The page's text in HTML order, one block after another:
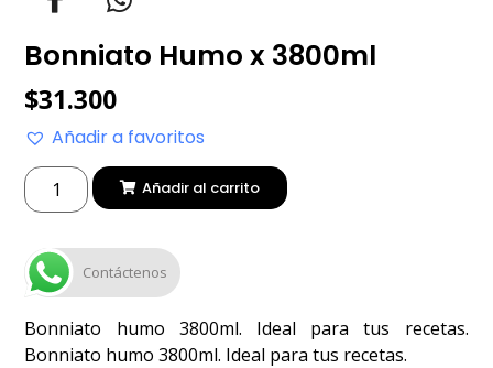
Bonniato Humo x 3800ml
$31.300
Añadir a favoritos
Añadir al carrito
Contáctenos
Bonniato humo 3800ml. Ideal para tus recetas.
Bonniato humo 3800ml. Ideal para tus recetas.